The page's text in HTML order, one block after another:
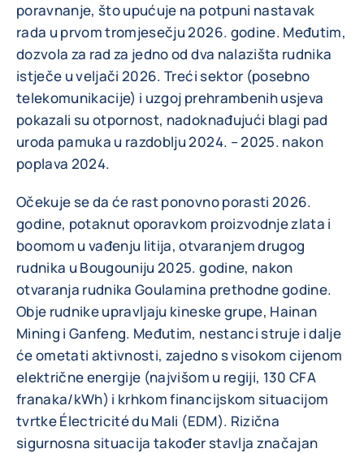
poravnanje, što upućuje na potpuni nastavak
rada u prvom tromjesečju 2026. godine. Međutim,
dozvola za rad za jedno od dva nalazišta rudnika
istječe u veljači 2026. Treći sektor (posebno
telekomunikacije) i uzgoj prehrambenih usjeva
pokazali su otpornost, nadoknađujući blagi pad
uroda pamuka u razdoblju 2024. – 2025. nakon
poplava 2024.
Očekuje se da će rast ponovno porasti 2026.
godine, potaknut oporavkom proizvodnje zlata i
boomom u vađenju litija, otvaranjem drugog
rudnika u Bougouniju 2025. godine, nakon
otvaranja rudnika Goulamina prethodne godine.
Obje rudnike upravljaju kineske grupe, Hainan
Mining i Ganfeng. Međutim, nestanci struje i dalje
će ometati aktivnosti, zajedno s visokom cijenom
električne energije (najvišom u regiji, 130 CFA
franaka/kWh) i krhkom financijskom situacijom
tvrtke Électricité du Mali (EDM). Rizična
sigurnosna situacija također stavlja značajan